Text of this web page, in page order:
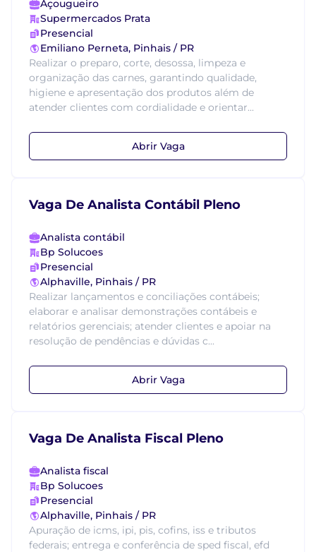
Açougueiro
Supermercados Prata
Presencial
Emiliano Perneta, Pinhais / PR
Realizar o preparo, corte, desossa, limpeza e
organização das carnes, garantindo qualidade,
higiene e apresentação dos produtos além de
atender clientes com cordialidade e orientar...
Abrir Vaga
Vaga De Analista Contábil Pleno
Analista contábil
Bp Solucoes
Presencial
Alphaville, Pinhais / PR
Realizar lançamentos e conciliações contábeis;
elaborar e analisar demonstrações contábeis e
relatórios gerenciais; atender clientes e apoiar na
resolução de pendências e dúvidas c...
Abrir Vaga
Vaga De Analista Fiscal Pleno
Analista fiscal
Bp Solucoes
Presencial
Alphaville, Pinhais / PR
Apuração de icms, ipi, pis, cofins, iss e tributos
federais; entrega e conferência de sped fiscal, efd